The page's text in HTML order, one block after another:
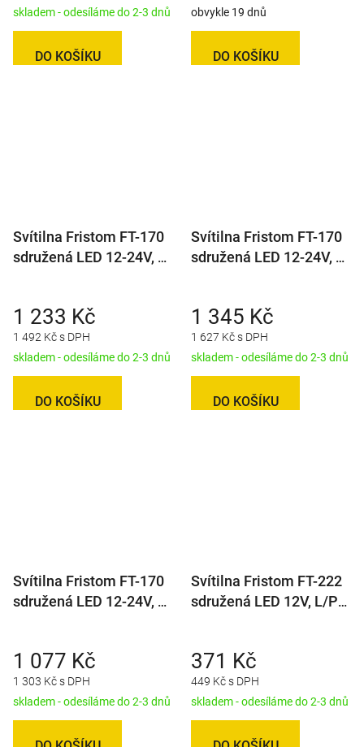
skladem - odesíláme do 2-3 dnů
DO KOŠÍKU
obvykle 19 dnů
DO KOŠÍKU
Svítilna Fristom FT-170
sdružená LED 12-24V, P-
1 492 Kč s DPH
1 233 Kč
skladem - odesíláme do 2-3 dnů
DO KOŠÍKU
Svítilna Fristom FT-170
sdružená LED 12-24V, P-
1 627 Kč s DPH
1 345 Kč
skladem - odesíláme do 2-3 dnů
DO KOŠÍKU
Svítilna Fristom FT-170
sdružená LED 12-24V, P-
1 303 Kč s DPH
1 077 Kč
skladem - odesíláme do 2-3 dnů
Svítilna Fristom FT-222
sdružená LED 12V, L/P-
449 Kč s DPH
371 Kč
skladem - odesíláme do 2-3 dnů